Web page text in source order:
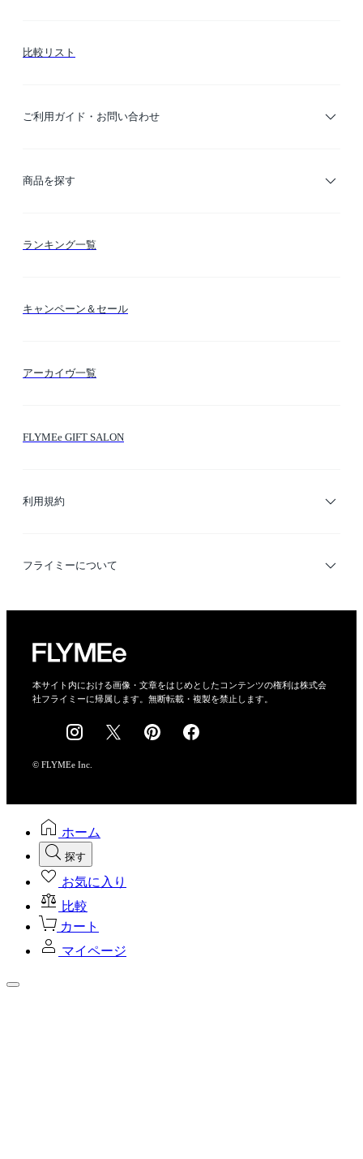
比較リスト
ご利用ガイド・お問い合わせ
ご利用ガイド
商品を探す
カテゴリー検索
ランキング一覧
キャンペーン＆セール
アーカイヴ一覧
FLYMEe GIFT SALON
利用規約
利用規約
フライミーについて
会社概要
採用情報
本サイト内における画像・文章をはじめとしたコンテンツの権利は株式会
社フライミーに帰属します。無断転載・複製を禁止します。
© FLYMEe Inc.
ホーム
探す
お気に入り
比較
カート
マイページ